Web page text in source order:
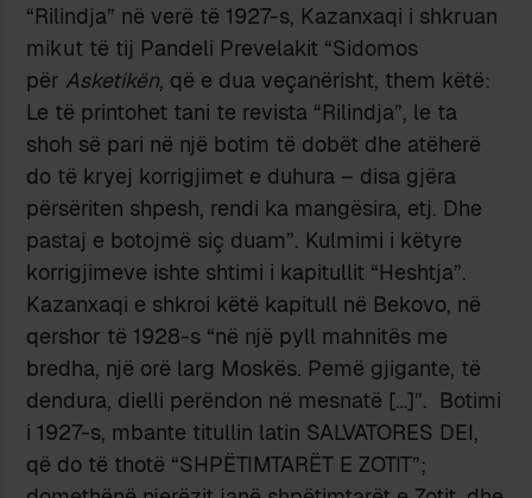
“Rilindja” në verë të 1927-s, Kazanxaqi i shkruan
mikut të tij Pandeli Prevelakit “Sidomos
për Asketikën, që e dua veçanërisht, them këtë:
Le të printohet tani te revista “Rilindja”, le ta
shoh së pari në një botim të dobët dhe atëherë
do të kryej korrigjimet e duhura – disa gjëra
përsëriten shpesh, rendi ka mangësira, etj. Dhe
pastaj e botojmë siç duam”. Kulmimi i këtyre
korrigjimeve ishte shtimi i kapitullit “Heshtja”.
Kazanxaqi e shkroi këtë kapitull në Bekovo, në
qershor të 1928-s “në një pyll mahnitës me
bredha, një orë larg Moskës. Pemë gjigante, të
dendura, dielli perëndon në mesnatë […]”. Botimi
i 1927-s, mbante titullin latin SALVATORES DEI,
që do të thotë “SHPËTIMTARËT E ZOTIT”;